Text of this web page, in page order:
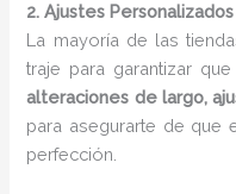
2. Ajustes Personalizados
La mayoría de las
traje para garantizar
alteraciones de largo,
para asegurarte de que
perfección.